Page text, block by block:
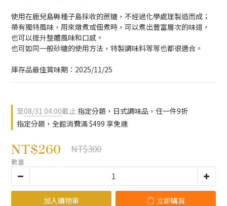
使用在鹿兒島縣種子島採收的蔗糖，不經過化學處理製造而成；
帶有獨特風味，用來燉煮或佃煮時，可以煮出豐富層次的味道，
也可以提升整體風味和口感。
也可如同一般砂糖的使用方法，特製調味料等等也都很適合。
庫存品最佳賞味期：2025/11/25
至08/31 04:00截止 指定分類，日式調味品，任一件9折
指定分類，全館消費滿 $499 享免運
NT$260 NT$300
數量
加入購物車 立即購買